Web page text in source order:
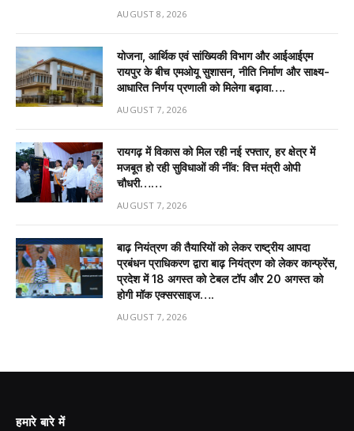
AUGUST 8, 2026
योजना, आर्थिक एवं सांख्यिकी विभाग और आईआईएम
रायपुर के बीच एमओयू सुशासन, नीति निर्माण और साक्ष्य-
आधारित निर्णय प्रणाली को मिलेगा बढ़ावा….
AUGUST 7, 2026
रायगढ़ में विकास को मिल रही नई रफ्तार, हर क्षेत्र में
मजबूत हो रही सुविधाओं की नींव: वित्त मंत्री ओपी
चौधरी……
AUGUST 7, 2026
बाढ़ नियंत्रण की तैयारियों को लेकर राष्ट्रीय आपदा
प्रबंधन प्राधिकरण द्वारा बाढ़ नियंत्रण को लेकर कान्फ्रेंस,
प्रदेश में 18 अगस्त को टेबल टॉप और 20 अगस्त को
होगी मॉक एक्सरसाइज….
AUGUST 7, 2026
हमारे बारे में